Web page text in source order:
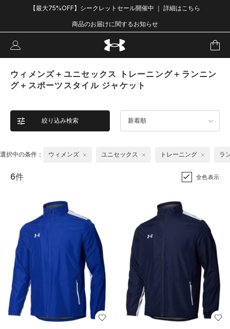
【最大75%OFF】シークレットセール開催中 ｜ 詳細はこちら
商品のお届けに関するお知らせ
ウィメンズ＋ユニセックス トレーニング＋ランニン
グ＋スポーツスタイル ジャケット
絞り込み検索 新着順
選択中の条件： ウィメンズ ユニセックス トレーニング ラ
6件 全色表示